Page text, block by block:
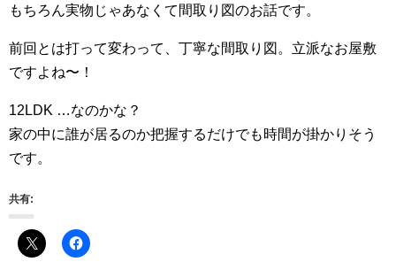
もちろん実物じゃあなくて間取り図のお話です。
前回とは打って変わって、丁寧な間取り図。立派なお屋敷
ですよね〜！
12LDK …なのかな？
家の中に誰が居るのか把握するだけでも時間が掛かりそう
です。
共有: